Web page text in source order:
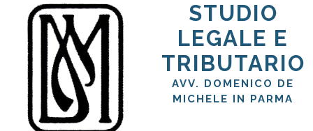
STUDIO
LEGALE E
TRIBUTARIO
AVV. DOMENICO DE
MICHELE IN PARMA